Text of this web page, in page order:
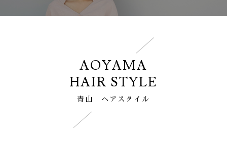
AOYAMA
HAIR STYLE
青山 ヘアスタイル